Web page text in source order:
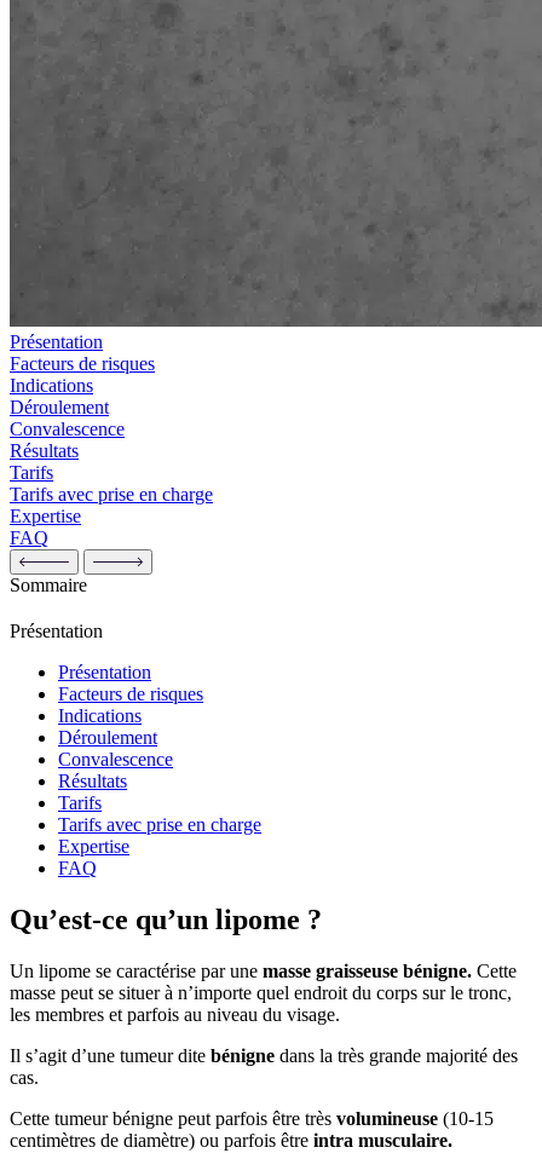
Présentation
Facteurs de risques
Indications
Déroulement
Convalescence
Résultats
Tarifs
Tarifs avec prise en charge
Expertise
FAQ
Sommaire
Présentation
Présentation
Facteurs de risques
Indications
Déroulement
Convalescence
Résultats
Tarifs
Tarifs avec prise en charge
Expertise
FAQ
Qu’est-ce qu’un lipome ?
Un lipome se caractérise par une masse graisseuse bénigne. Cette
masse peut se situer à n’importe quel endroit du corps sur le tronc,
les membres et parfois au niveau du visage.
Il s’agit d’une tumeur dite bénigne dans la très grande majorité des
cas.
Cette tumeur bénigne peut parfois être très volumineuse (10-15
centimètres de diamètre) ou parfois être intra musculaire.